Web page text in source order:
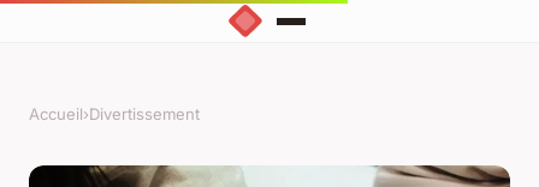
Accueil›Divertissement